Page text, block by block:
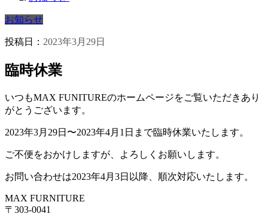
お知らせ
投稿日： 2023年3月29日
臨時休業
いつもMAX FUNITUREのホームページをご覧いただきあり
がとうございます。
2023年3月29日〜2023年4月1日まで臨時休業いたします。
ご不便をおかけしますが、よろしくお願いします。
お問い合わせは2023年4月3日以降、順次対応いたします。
MAX FURNITURE
〒303-0041